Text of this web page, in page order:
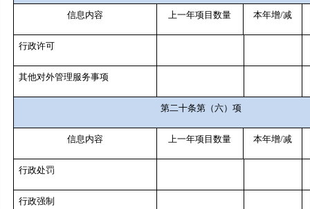
信息内容 上一年项目数量 本年增/减
行政许可
其他对外管理服务事项
第二十条第（六）项
信息内容 上一年项目数量 本年增/减
行政处罚
行政强制